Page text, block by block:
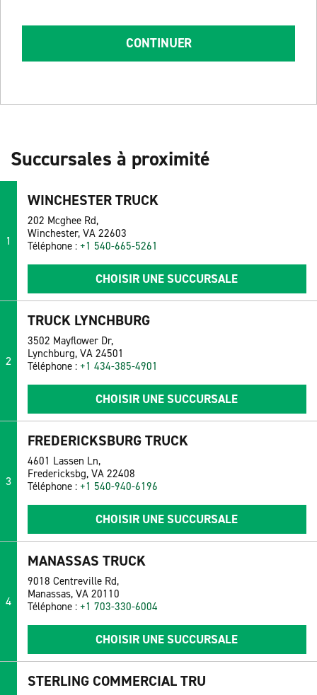
CONTINUER
Succursales à proximité
1
WINCHESTER TRUCK
202 Mcghee Rd,
Winchester, VA 22603
Téléphone : +1 540-665-5261
CHOISIR UNE SUCCURSALE
2
TRUCK LYNCHBURG
3502 Mayflower Dr,
Lynchburg, VA 24501
Téléphone : +1 434-385-4901
CHOISIR UNE SUCCURSALE
3
FREDERICKSBURG TRUCK
4601 Lassen Ln,
Fredericksbg, VA 22408
Téléphone : +1 540-940-6196
CHOISIR UNE SUCCURSALE
4
MANASSAS TRUCK
9018 Centreville Rd,
Manassas, VA 20110
Téléphone : +1 703-330-6004
CHOISIR UNE SUCCURSALE
STERLING COMMERCIAL TRU